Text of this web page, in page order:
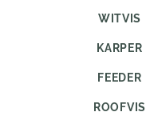
WITVIS
KARPER
FEEDER
ROOFVIS